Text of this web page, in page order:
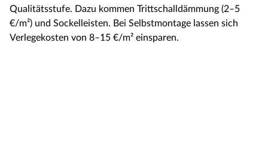
Qualitätsstufe. Dazu kommen Trittschalldämmung (2–5
€/m²) und Sockelleisten. Bei Selbstmontage lassen sich
Verlegekosten von 8–15 €/m² einsparen.